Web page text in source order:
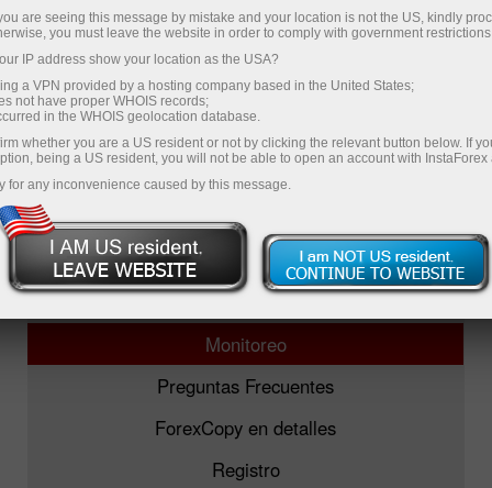
Abra una cuenta de operaciones
Abra una cuenta demo
ForexCopy
5 principales operadores
Monitoreo
Preguntas Frecuentes
ForexCopy en detalles
Registro
are seeing this message by mistake and your location is not the US, kindly
you must leave the website in order to comply with government
IP address show your location as the USA?
a VPN provided by a hosting company based in the United States;
not have proper WHOIS records;
in the WHOIS geolocation database.
whether you are a US resident or not by clicking the relevant button below. If
being a US resident, you will not be able to open an account with InstaForex
for any inconvenience caused by this message.